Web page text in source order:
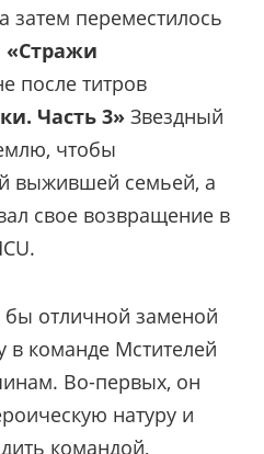
затем переместилось
«Стражи
после титров
Часть 3» Звездный
чтобы
выжившей семьей, а
свое возвращение в
отличной заменой
в команде Мстителей
Во-первых, он
натуру и
командой,